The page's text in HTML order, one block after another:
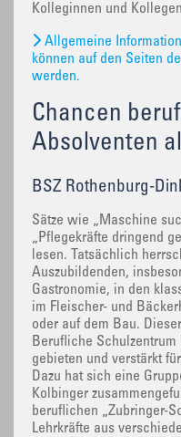
Kolleginnen und
Allgemeine
können auf den Seiten
werden.
Chancen
Absolventen
BSZ Rothenburg-
Sätze wie „Maschine
„Pflegekräfte dringend
lesen. Tatsächlich
Auszubildenden,
Gastronomie, in den
im Fleischer- und
oder auf dem Bau.
Berufliche
gebieten und verstärkt
Dazu hat sich eine
Kolbinger
beruflichen „Zubringer-
Lehrkräfte aus